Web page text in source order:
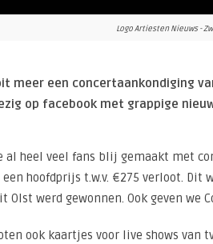
Logo Artiesten Nieuws -
meer een concertaankondiging
op facebook met grappige
al heel veel fans blij gemaakt met
hoofdprijs t.w.v. €275 verloot.
Olst werd gewonnen. Ook geven we
ook kaartjes voor live shows van